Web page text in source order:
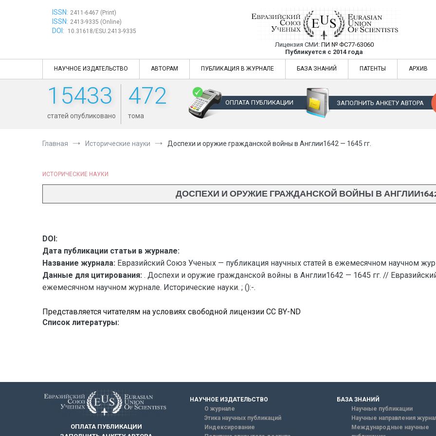
ISSN: 2411-6467 (Print)
ISSN: 2413-9335 (Online)
DOI: 10.31618/ESU.2413-9335
Евразийский Союз Ученых —
Лицензия СМИ: ПИ № ФС77-63060
Публикуется с 2014 года
Евразийский Союз Ученых — публикация научных статей в
НАУЧНОЕ ИЗДАТЕЛЬСТВО АВТОРАМ ПУБЛИКАЦИЯ В ЖУРНАЛЕ БАЗА ЗНАНИЙ ПАТЕНТЫ АРХИВ
15433
статей опубликовано
472
тома
ОПЛАТА ПУБЛИКАЦИИ ЗАПОЛНИТЬ АНКЕТУ АВТОРА
Главная Исторические науки Доспехи и оружие гражданской войны в Англии1642 — 1645 гг.
ИСТОРИЧЕСКИЕ НАУКИ
ДОСПЕХИ И ОРУЖИЕ ГРАЖДАНСКОЙ ВОЙНЫ В АНГЛИИ1642
DOI:
Дата публикации статьи в журнале:
Название журнала: Евразийский Союз Ученых — публикация научных статей в ежемесячном научном
Данные для цитирования: . Доспехи и оружие гражданской войны в Англии1642 — 1645 гг. //
ежемесячном научном журнале. Исторические науки. ; ():-.
Представляется читателям на условиях свободной лицензии CC BY-ND
Список литературы:
ОПЛАТА ПУБЛИКАЦИИ
НАУЧНОЕ ИЗДАТЕЛЬСТВО
О журнале
Этика научных публикаций
Индексирование
БАЗА ЗНАНИЙ
Научные публикации
Научные направления
Международные научные